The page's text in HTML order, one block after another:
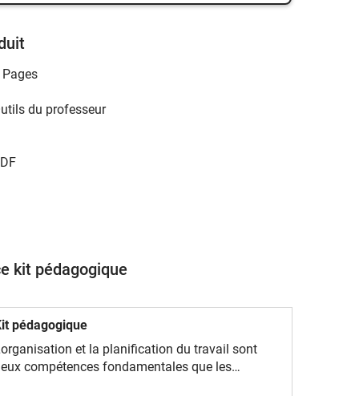
du professeur
kit pédagogique
pédagogique
et la planification du travail sont
compétences fondamentales que les